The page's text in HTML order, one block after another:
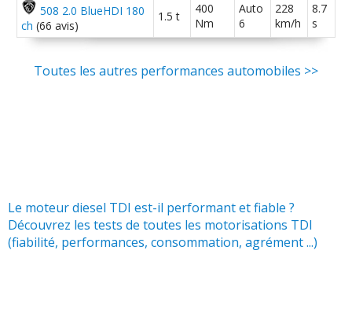
17/20 320d 184 ch(1 )
17/20 320d 184 ch bva 90000km(0 )
508 2.0 BlueHDI 180
ch (66 avis)
1.5 t
400
Nm
Auto
6
228
km/h
8.7
s
Toutes les autres performances automobiles >>
Le moteur diesel TDI est-il performant et fiable ?
Découvrez les tests de toutes les motorisations TDI
(fiabilité, performances, consommation, agrément ...)